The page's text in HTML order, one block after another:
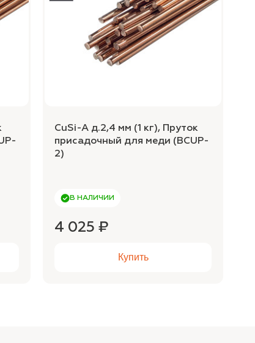
CuSi-A д.2,4 мм (1 кг), Пруток
присадочный для меди (BCUP-
2)
В НАЛИЧИИ
4 025 ₽
Купить